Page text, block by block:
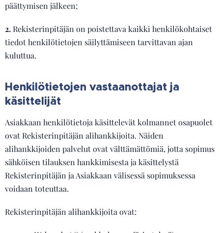
päättymisen jälkeen;
2.Rekisterinpitäjän on poistettava kaikki henkilökohtaiset
tiedot henkilötietojen säilyttämiseen tarvittavan ajan
kuluttua.
Henkilötietojen vastaanottajat ja
käsittelijät
Asiakkaan henkilötietoja käsittelevät kolmannet osapuolet
ovat Rekisterinpitäjän alihankkijoita. Näiden
alihankkijoiden palvelut ovat välttämättömiä, jotta sopimus
sähköisen tilauksen hankkimisesta ja käsittelystä
Rekisterinpitäjän ja Asiakkaan välisessä sopimuksessa
voidaan toteuttaa.
Rekisterinpitäjän alihankkijoita ovat: